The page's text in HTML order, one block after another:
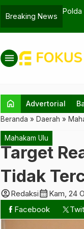
Breaking News
menu
home Advertorial
Beranda » Daerah »
Mahakam Ulu
Target
Tidak
account_circleRedaksicalendar_month Kam, 24
Facebook